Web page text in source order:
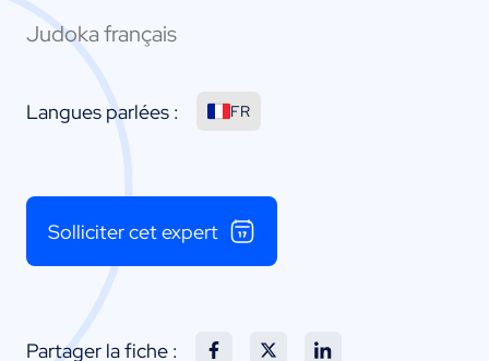
Judoka français
Langues parlées : FR
Solliciter cet expert
Partager la fiche :